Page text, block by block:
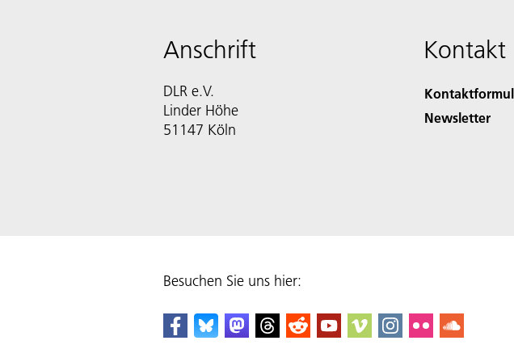
Anschrift
DLR e.V.
Linder Höhe
51147 Köln
Kontakt
Newsletter
Besuchen Sie uns hier: